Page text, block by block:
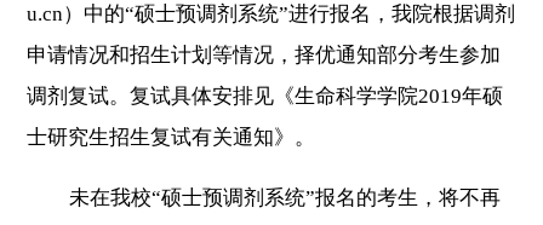
u.cn）中的“硕士预调剂系统”进行报名，我院根据调剂
申请情况和招生计划等情况，择优通知部分考生参加
调剂复试。复试具体安排见《生命科学学院2019年硕
士研究生招生复试有关通知》。
未在我校“硕士预调剂系统”报名的考生，将不再